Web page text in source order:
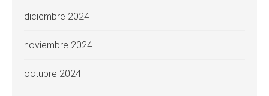
diciembre 2024
noviembre 2024
octubre 2024